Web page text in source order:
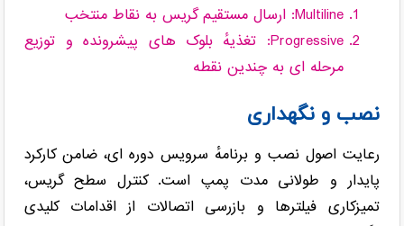
Multiline: ارسال مستقیم گریس به نقاط منتخب
Progressive: تغذیهٔ بلوک های پیشرونده و توزیع
مرحله ای به چندین نقطه
نصب و نگهداری
رعایت اصول نصب و برنامهٔ سرویس دوره ای، ضامن کارکرد
پایدار و طولانی مدت پمپ است. کنترل سطح گریس،
تمیزکاری فیلترها و بازرسی اتصالات از اقدامات کلیدی